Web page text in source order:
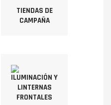
TIENDAS DE
CAMPAÑA